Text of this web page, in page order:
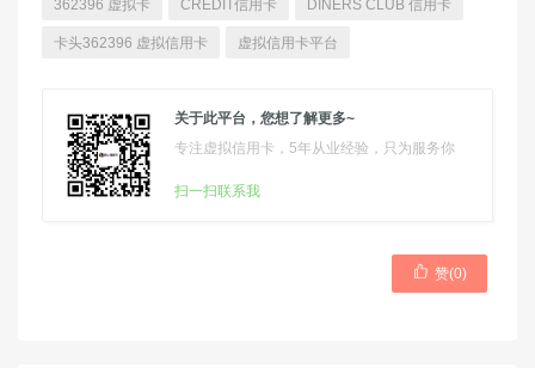
362396 虚拟卡 CREDIT信用卡 DINERS CLUB 信用卡
卡头362396 虚拟信用卡 虚拟信用卡平台
关于此平台，您想了解更多~
专注虚拟信用卡，5年从业经验，只为服务你
扫一扫联系我
 赞(0)